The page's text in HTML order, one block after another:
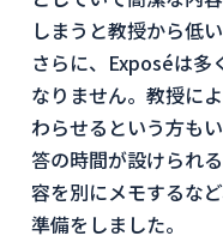
しまうと教授から低
さらに、Exposéは多
なりません。教授に
わらせるという方も
答の時間が設けられ
容を別にメモするな
準備をしました。